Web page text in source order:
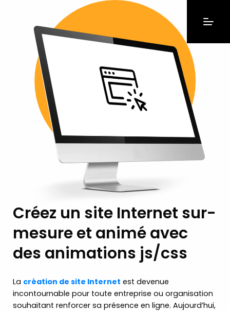
Créez un site Internet sur-
mesure et animé avec
des animations js/css
La création de site Internet est devenue
incontournable pour toute entreprise ou organisation
souhaitant renforcer sa présence en ligne. Aujourd’hui,